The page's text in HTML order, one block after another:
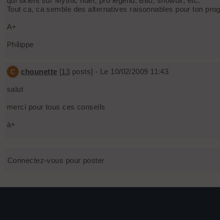
Tout ca, ca semble des alternatives raisonnables pour ton
A+
Philippe
C chounette [13 posts] - Le 10/02/2009 11:43
salut
merci pour tous ces conseils
à+
Connectez-vous pour poster